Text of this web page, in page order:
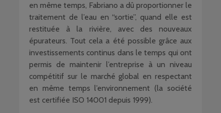
en même temps, Fabriano a dû proportionner le
traitement de l’eau en “sortie”, quand elle est
restituée à la rivière, avec des nouveaux
épurateurs. Tout cela a été possible grâce aux
investissements continus dans le temps qui ont
permis de maintenir l’entreprise à un niveau
compétitif sur le marché global en respectant
en même temps l’environnement (la société
est certifiée ISO 14001 depuis 1999).